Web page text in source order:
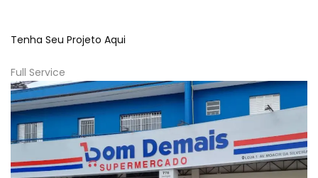
Tenha Seu Projeto Aqui
Full Service